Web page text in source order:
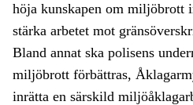
höja kunskapen om miljöbrott
stärka arbetet mot
Bland annat ska polisens
miljöbrott förbättras,
inrätta en särskild